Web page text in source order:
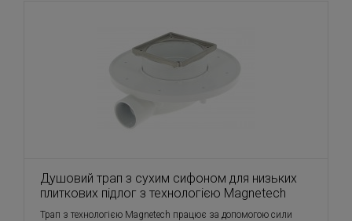
Душовий трап з сухим сифоном для низьких
плиткових підлог з технологією Magnetech
Трап з технологією Magnetech працює за допомогою сили